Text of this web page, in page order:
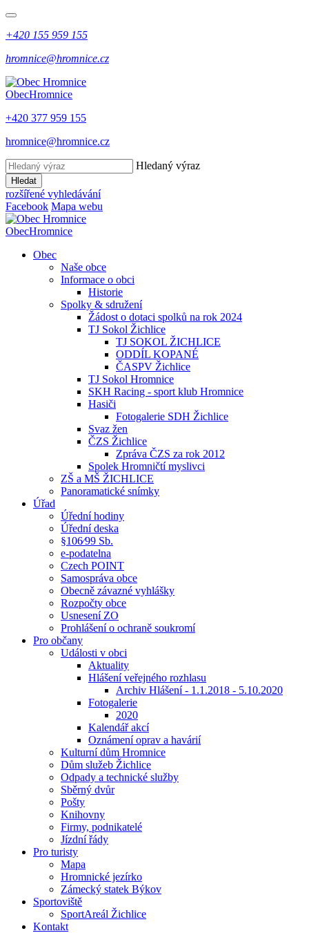
+420 155 959 155
hromnice@hromnice.cz
ObecHromnice
+420 377 959 155
hromnice@hromnice.cz
Hledaný výraz
Hledat
rozšířené vyhledávání
Facebook Mapa webu
ObecHromnice
Obec
Naše obce
Informace o obci
Historie
Spolky & sdružení
Žádost o dotaci spolků na rok 2024
TJ Sokol Žichlice
TJ SOKOL ŽICHLICE
ODDÍL KOPANÉ
ČASPV Žichlice
TJ Sokol Hromnice
SKH Racing - sport klub Hromnice
Hasiči
Fotogalerie SDH Žichlice
Svaz žen
ČZS Žichlice
Zpráva ČZS za rok 2012
Spolek Hromničtí myslivci
ZŠ a MŠ ŽICHLICE
Panoramatické snímky
Úřad
Úřední hodiny
Úřední deska
§106⁄99 Sb.
e-podatelna
Czech POINT
Samospráva obce
Obecně závazné vyhlášky
Rozpočty obce
Usnesení ZO
Prohlášení o ochraně soukromí
Pro občany
Události v obci
Aktuality
Hlášení veřejného rozhlasu
Archiv Hlášení - 1.1.2018 - 5.10.2020
Fotogalerie
2020
Kalendář akcí
Oznámení oprav a havárií
Kulturní dům Hromnice
Dům služeb Žichlice
Odpady a technické služby
Sběrný dvůr
Pošty
Knihovny
Firmy, podnikatelé
Jízdní řády
Pro turisty
Mapa
Hromnické jezírko
Zámecký statek Býkov
Sportoviště
SportAreál Žichlice
Kontakt